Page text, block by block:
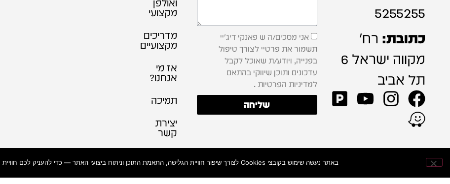
5255255
כתובת: רח'
מקווה ישראל 6
תל אביב
אני מסכים/ה ש פאנקי דיג'יי
תשמור את פרטיי לצורך טיפול
בפנייה, ויודע/ת שאוכל לקבל
עדכונים ותוכן שיווקי בהתאם
למדיניות הפרטיות .
שליחה
ואולפן
מקצועי
מדריכים
מקצועיים
אז מי
אנחנו?
תמיכה
יצירת
קשר
אתר
באתר נעשה שימוש בקובצי Cookies לצורך שיפור חוויית הגלישה, התאמת התוכן וניתוח ביצועי האתר — כדי להעניק לכם חוויית קנייה מהירה ונוחה יותר.